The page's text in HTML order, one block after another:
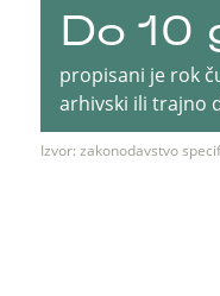
Do 10
propisani je rok
arhivski ili trajno
Izvor: zakonodavstvo